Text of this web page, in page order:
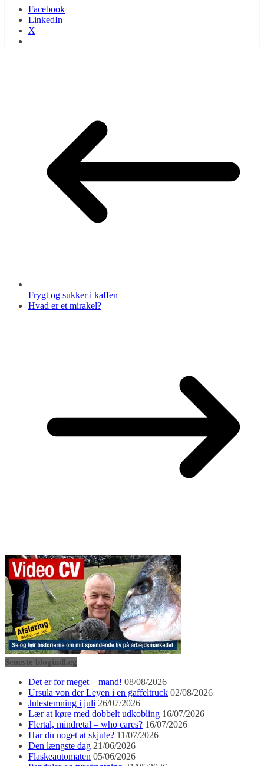
Facebook
LinkedIn
X
Frygt og sukker i kaffen
Hvad er et mirakel?
Seneste blogindlæg
Det er for meget – mand! 08/08/2026
Ursula von der Leyen i en gaffeltruck 02/08/2026
Julestemning i juli 26/07/2026
Lær at køre med dobbelt udkobling 16/07/2026
Flertal, mindretal – who cares? 16/07/2026
Har du noget at skjule? 11/07/2026
Den længste dag 21/06/2026
Flaskeautomaten 05/06/2026